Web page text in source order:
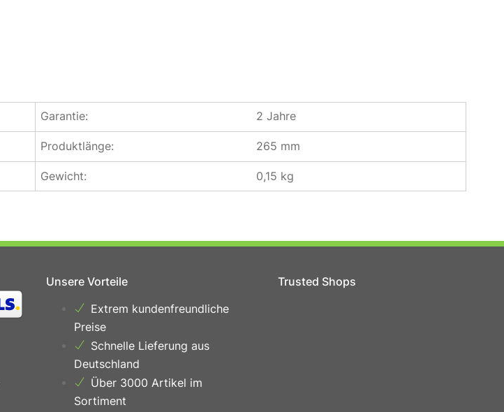
Garantie: 2 Jahre
Produktlänge: 265 mm
Gewicht: 0,15 kg
Unsere Vorteile
Extrem kundenfreundliche
Preise
Schnelle Lieferung aus
Deutschland
Über 3000 Artikel im
Sortiment
Trusted Shops